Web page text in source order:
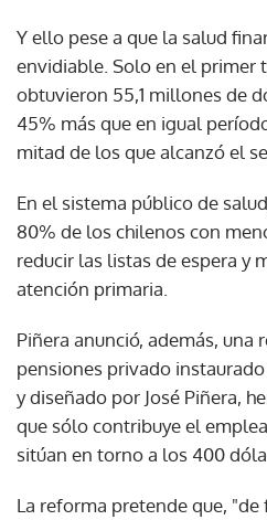
Y ello pese a que la salud
envidiable. Solo en el primer
obtuvieron 55,1 millones de
45% más que en igual
mitad de los que alcanzó el
En el sistema público de
80% de los chilenos con
reducir las listas de espera y
atención primaria.
Piñera anunció, además, una
pensiones privado
y diseñado por José Piñera,
que sólo contribuye el
sitúan en torno a los 400
La reforma pretende que,